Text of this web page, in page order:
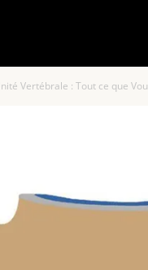
Vertébrale : Tout ce que